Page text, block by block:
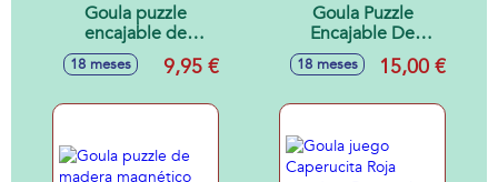
Goula puzzle
encajable de
madera siluetas
Marinas 4 Piezas
18 meses 9,95 €
Goula Puzzle
Encajable De
Madera Siluetas
Comida 14 Piezas
18 meses 15,00 €